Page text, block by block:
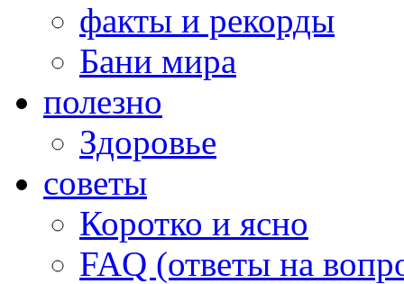
факты и рекорды
Бани мира
полезно
Здоровье
советы
Коротко и ясно
FAQ (ответы на